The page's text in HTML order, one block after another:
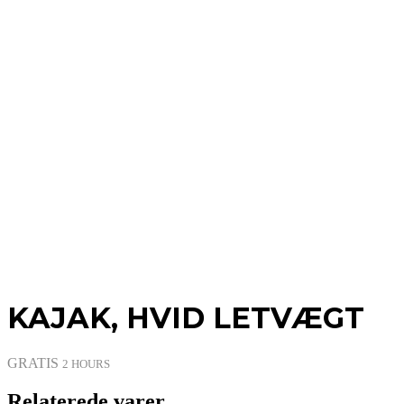
KAJAK, HVID LETVÆGT
GRATIS 2 HOURS
Kajak,